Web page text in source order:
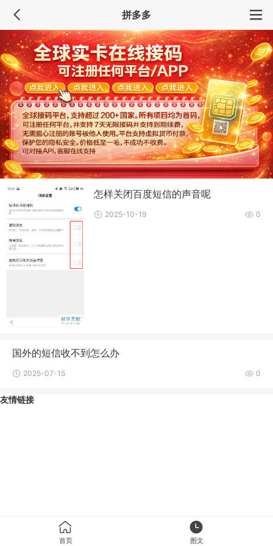
拼多多
怎样关闭百度短信的声音呢
2025-10-19 0
国外的短信收不到怎么办
2025-07-15 0
友情链接
首页 图文